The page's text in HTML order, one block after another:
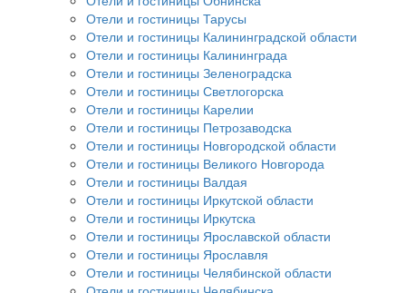
Отели и гостиницы Тарусы
Отели и гостиницы Калининградской области
Отели и гостиницы Калининграда
Отели и гостиницы Зеленоградска
Отели и гостиницы Светлогорска
Отели и гостиницы Карелии
Отели и гостиницы Петрозаводска
Отели и гостиницы Новгородской области
Отели и гостиницы Великого Новгорода
Отели и гостиницы Валдая
Отели и гостиницы Иркутской области
Отели и гостиницы Иркутска
Отели и гостиницы Ярославской области
Отели и гостиницы Ярославля
Отели и гостиницы Челябинской области